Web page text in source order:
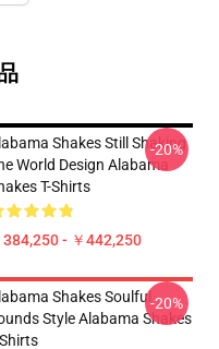
Shakes Still Shaking
World Design Alabama
T-Shirts
384,250 - ￥442,250
-20%
Shakes Soulful
Style Alabama Shakes
-20%